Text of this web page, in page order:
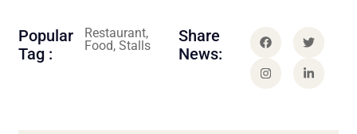
Popular
Tag :
Restaurant,
Food, Stalls
Share
News: